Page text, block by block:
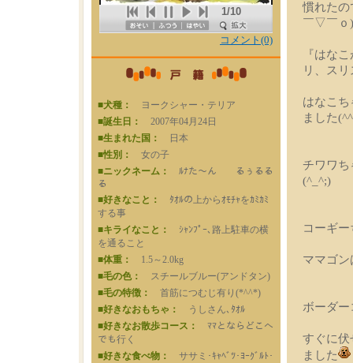
1/10
コメント(0)
■犬種：
ヨークシャー・テリア
■誕生日： 2007年04月24日
■生まれた国：
日本
■性別： 女の子
■ニックネーム： ﾙﾅた～ん るぅるる
る
■好きなこと： ﾀｵﾙの上からｵﾓﾁｬをｶﾐｶﾐ
する事
■キライなこと： ｼｬﾝﾌﾟｰ､路上駐車の横
を通ること
■体重： 1.5～2.0kg
■毛の色： スチールブルー(アンドタン)
■毛の特徴： 首筋につむじ有り(*^^*)
■好きなおもちゃ：
うしさん､ﾀｵﾙ
■好きなお散歩コース： ﾏﾏとならどこへ
でも行く
■好きな食べ物： ササミ･ｷｬﾍﾞﾂ･ﾖｰｸﾞﾙﾄ･
慣れたの
￣▽￣ｏ
『はな
リ、スリ
はなこ
ました
チワワち
(^_^;)
コーギ
ママゴ
ボーダ
すぐに
ました